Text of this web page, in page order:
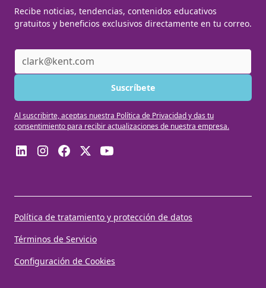
Recibe noticias, tendencias, contenidos educativos
gratuitos y beneficios exclusivos directamente en tu correo.
Al suscribirte, aceptas nuestra Política de Privacidad y das tu
consentimiento para recibir actualizaciones de nuestra empresa.
Política de tratamiento y protección de datos
Términos de Servicio
Configuración de Cookies